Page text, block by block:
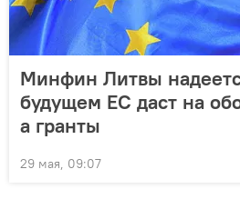
Минфин Литвы
будущем ЕС даст на
а гранты
29 мая, 09:07